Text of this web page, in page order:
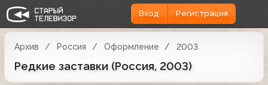
Вход Регистрация
Архив Россия Оформление 2003
Редкие заставки (Россия, 2003)